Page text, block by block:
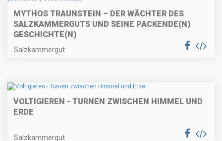
MYTHOS TRAUNSTEIN – DER WÄCHTER DES
SALZKAMMERGUTS UND SEINE PACKENDE(N)
GESCHICHTE(N)
Salzkammergut
VOLTIGIEREN - TURNEN ZWISCHEN HIMMEL UND
ERDE
Salzkammergut